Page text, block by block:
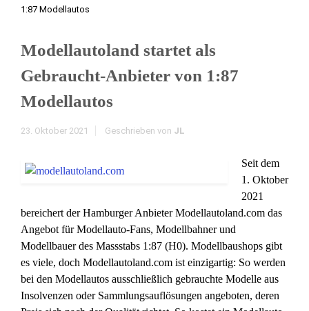
1:87 Modellautos
Modellautoland startet als
Gebraucht-Anbieter von 1:87
Modellautos
23. Oktober 2021 Geschrieben von JL
Seit dem
1. Oktober
2021
bereichert der Hamburger Anbieter Modellautoland.com das
Angebot für Modellauto-Fans, Modellbahner und
Modellbauer des Massstabs 1:87 (H0). Modellbaushops gibt
es viele, doch Modellautoland.com ist einzigartig: So werden
bei den Modellautos ausschließlich gebrauchte Modelle aus
Insolvenzen oder Sammlungsauflösungen angeboten, deren